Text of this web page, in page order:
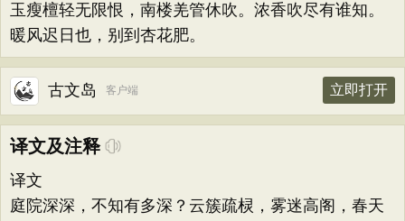
玉瘦檀轻无限恨，南楼羌管休吹。浓香吹尽有谁知。
暖风迟日也，别到杏花肥。
古文岛 客户端 立即打开
译文及注释
译文
庭院深深，不知有多深？云簇疏棂，雾迷高阁，春天